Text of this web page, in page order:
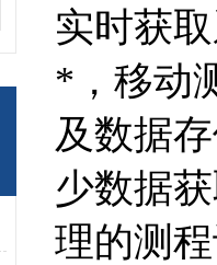
实时获
*，移动
及数据
少数据
理的测